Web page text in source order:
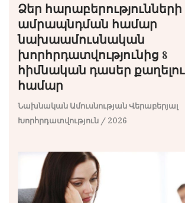
Ձեր հարաբերությունների
ամրապնդման համար
նախաամուսնական
խորհրդատվությունից 8
հիմնական դասեր քաղելու
համար
Նախնական Ամուսնության Վերաբերյալ
Խորհրդատվություն / 2026